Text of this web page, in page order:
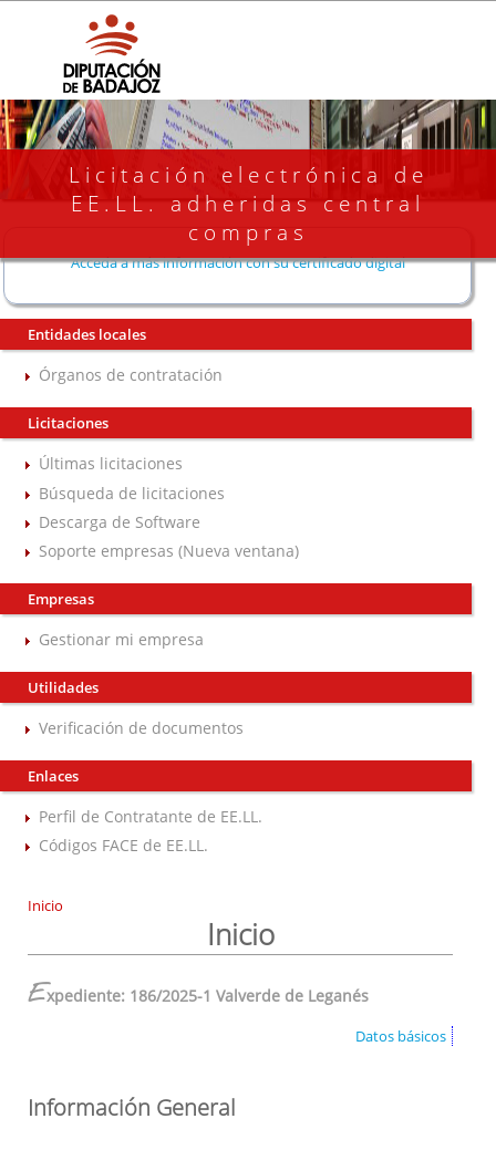
Licitación electrónica de
EE.LL. adheridas central
compras
Acceda a más información con su certificado digital
Entidades locales
Órganos de contratación
Licitaciones
Últimas licitaciones
Búsqueda de licitaciones
Descarga de Software
Soporte empresas (Nueva ventana)
Empresas
Gestionar mi empresa
Utilidades
Verificación de documentos
Enlaces
Perfil de Contratante de EE.LL.
Códigos FACE de EE.LL.
Inicio
Inicio
Expediente: 186/2025-1 Valverde de Leganés
Datos básicos
Información General